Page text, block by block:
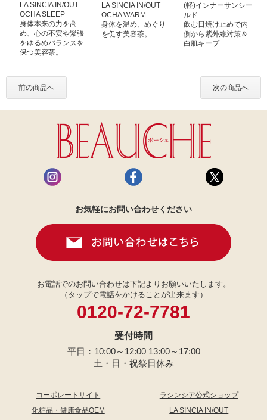
LA SINCIA IN/OUT
OCHA SLEEP
身体本来の力を高
め、心の不安や緊張
をゆるめバランスを
保つ美容茶。
LA SINCIA IN/OUT
OCHA WARM
身体を温め、めぐり
を促す美容茶。
(軽)インナーサンシー
ルド
飲む日焼け止めで内
側から紫外線対策＆
白肌キープ
前の商品へ 次の商品へ
お気軽にお問い合わせください
お電話でのお問い合わせは下記よりお願いいたします。
（タップで電話をかけることが出来ます）
0120-72-7781
受付時間
平日：10:00～12:00 13:00～17:00
土・日・祝祭日休み
コーポレートサイト
ラシンシア公式ショップ
化粧品・健康食品OEM
LA SINCIA IN/OUT